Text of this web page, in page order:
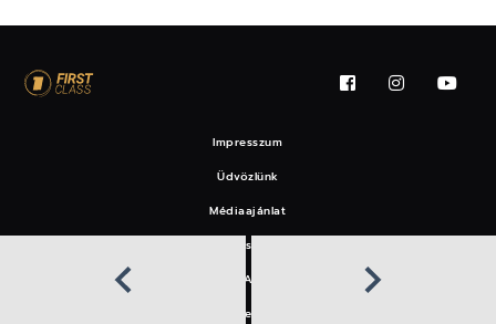
Impresszum
Üdvözlünk
Médiaajánlat
Felhasználási feltételek
EAT
Hírlevél